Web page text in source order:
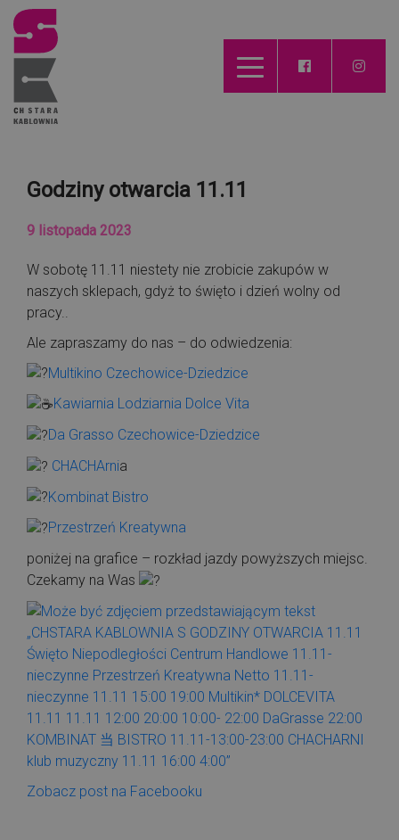
Godziny otwarcia 11.11
9 listopada 2023
W sobotę 11.11 niestety nie zrobicie zakupów w
naszych sklepach, gdyż to święto i dzień wolny od
pracy..
Ale zapraszamy do nas – do odwiedzenia:
Multikino Czechowice-Dziedzice
Kawiarnia Lodziarnia Dolce Vita
Da Grasso Czechowice-Dziedzice
CHACHArnia
Kombinat Bistro
Przestrzeń Kreatywna
poniżej na grafice – rozkład jazdy powyższych miejsc.
Czekamy na Was
Zobacz post na Facebooku